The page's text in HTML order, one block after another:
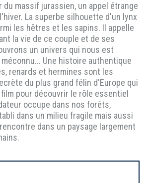
massif jurassien, un appel étrange
La superbe silhouette d'un lynx
les hêtres et les sapins. Il appelle
la vie de ce couple et de ses
un univers qui nous est
Une histoire authentique
renards et hermines sont les
du plus grand félin d'Europe qui
pour découvrir le rôle essentiel
occupe dans nos forêts,
dans un milieu fragile mais aussi
dans un paysage largement